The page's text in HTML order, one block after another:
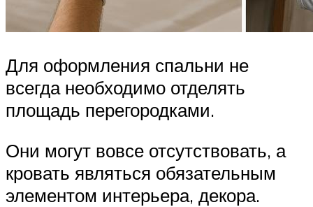
Для оформления спальни не
всегда необходимо отделять
площадь перегородками.
Они могут вовсе отсутствовать, а
кровать являться обязательным
элементом интерьера, декора.